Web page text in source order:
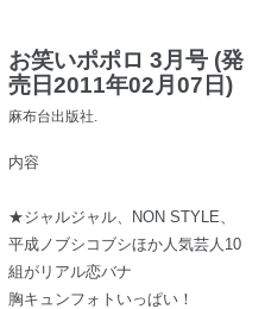
お笑いポポロ 3月号 (発
売日2011年02月07日)
麻布台出版社.
内容
★ジャルジャル、NON STYLE、
平成ノブシコブシほか人気芸人10
組がリアル恋バナ
胸キュンフォトいっぱい！